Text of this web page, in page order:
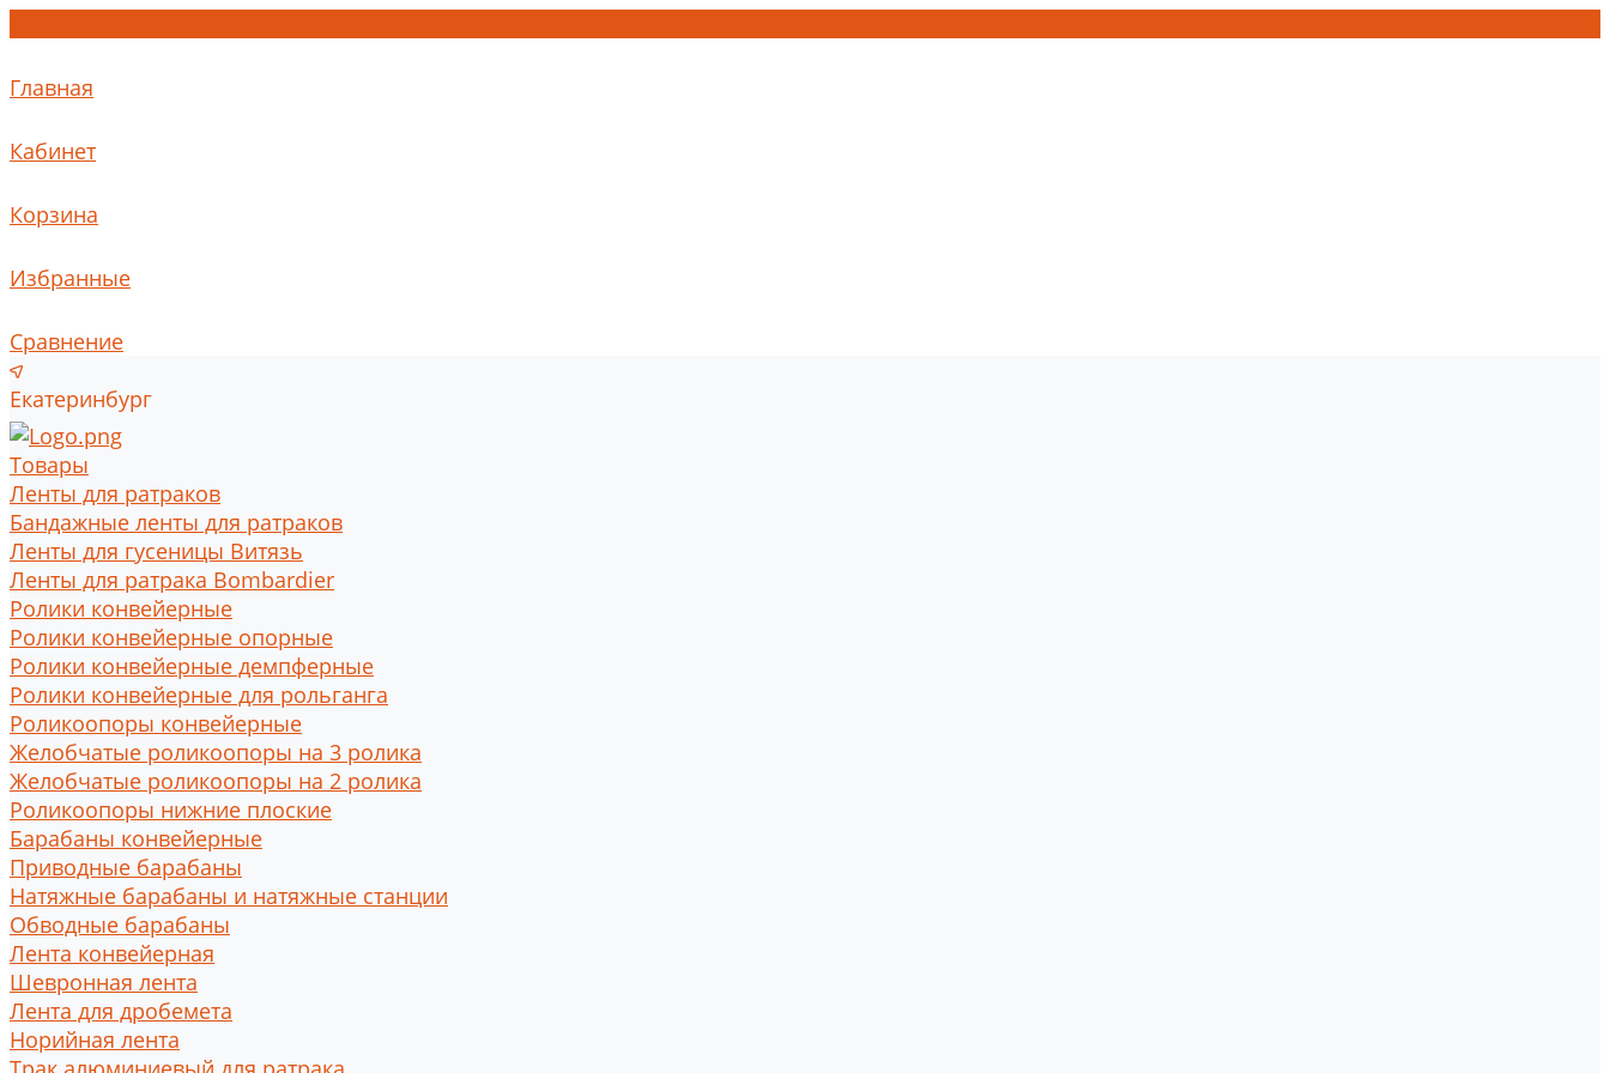
Главная
Кабинет
Корзина
Избранные
Сравнение
Екатеринбург
Товары
Ленты для ратраков
Бандажные ленты для ратраков
Ленты для гусеницы Витязь
Ленты для ратрака Bombardier
Ролики конвейерные
Ролики конвейерные опорные
Ролики конвейерные демпферные
Ролики конвейерные для рольганга
Роликоопоры конвейерные
Желобчатые роликоопоры на 3 ролика
Желобчатые роликоопоры на 2 ролика
Роликоопоры нижние плоские
Барабаны конвейерные
Приводные барабаны
Натяжные барабаны и натяжные станции
Обводные барабаны
Лента конвейерная
Шевронная лента
Лента для дробемета
Норийная лента